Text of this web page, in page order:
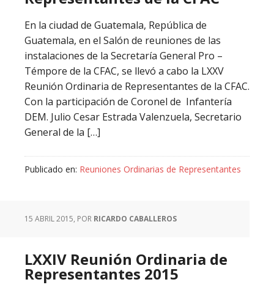
En la ciudad de Guatemala, República de
Guatemala, en el Salón de reuniones de las
instalaciones de la Secretaría General Pro –
Témpore de la CFAC, se llevó a cabo la LXXV
Reunión Ordinaria de Representantes de la CFAC.
Con la participación de Coronel de Infantería
DEM. Julio Cesar Estrada Valenzuela, Secretario
General de la […]
Publicado en: Reuniones Ordinarias de Representantes
15 ABRIL 2015, POR RICARDO CABALLEROS
LXXIV Reunión Ordinaria de
Representantes 2015